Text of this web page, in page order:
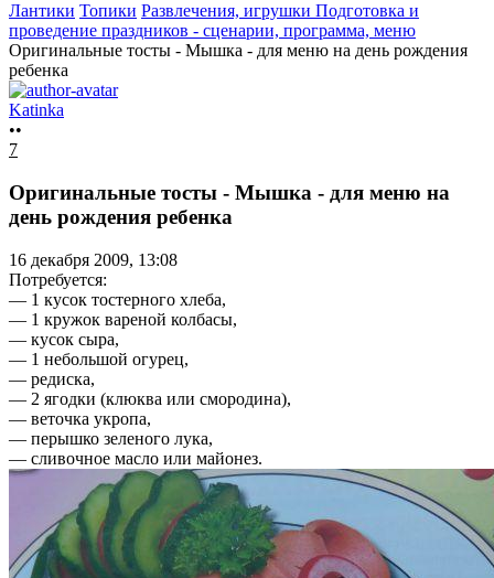
Лантики Топики Развлечения, игрушки Подготовка и
проведение праздников - сценарии, программа, меню
Оригинальные тосты - Мышка - для меню на день рождения
ребенка
Katinka
••
7
Оригинальные тосты - Мышка - для меню на
день рождения ребенка
16 декабря 2009, 13:08
Потребуется:
— 1 кусок тостерного хлеба,
— 1 кружок вареной колбасы,
— кусок сыра,
— 1 небольшой огурец,
— редиска,
— 2 ягодки (клюква или смородина),
— веточка укропа,
— перышко зеленого лука,
— сливочное масло или майонез.